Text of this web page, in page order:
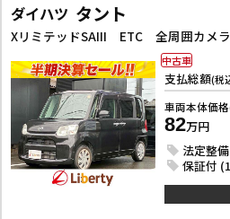
ダイハツ タント
支払総額(税
車両本体価格
82万円
法定整
保証付
中古車